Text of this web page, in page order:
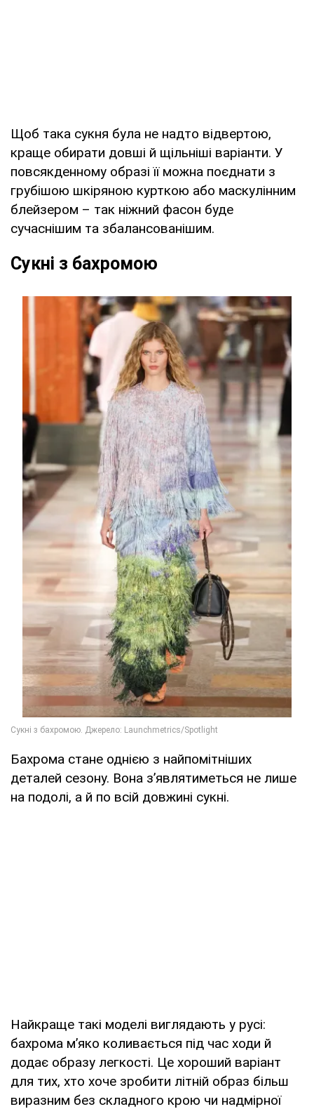
Щоб така сукня була не надто відвертою,
краще обирати довші й щільніші варіанти. У
повсякденному образі її можна поєднати з
грубішою шкіряною курткою або маскулінним
блейзером – так ніжний фасон буде
сучаснішим та збалансованішим.
Сукні з бахромою
Бахрома стане однією з найпомітніших
деталей сезону. Вона з’являтиметься не лише
на подолі, а й по всій довжині сукні.
Найкраще такі моделі виглядають у русі:
бахрома м’яко коливається під час ходи й
додає образу легкості. Це хороший варіант
для тих, хто хоче зробити літній образ більш
виразним без складного крою чи надмірної